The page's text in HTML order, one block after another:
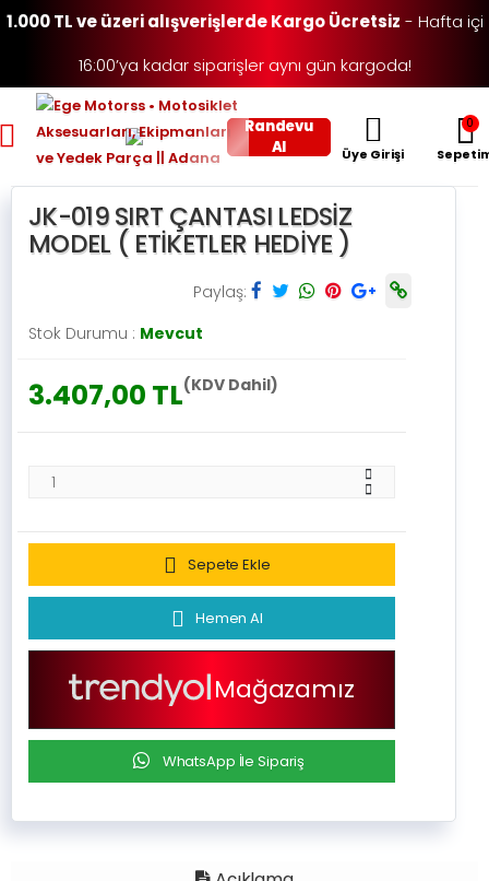
1.000 TL ve üzeri alışverişlerde Kargo Ücretsiz - Hafta içi
16:00’ya kadar siparişler aynı gün kargoda!
Toggle mobile menu
Randevu
Al
Üye Girişi
0
JK-019 SIRT ÇANTASI LEDSİZ
MODEL ( ETİKETLER HEDİYE )
Paylaş:
Stok Durumu : Mevcut
3.407,00 TL(KDV Dahil)
Sepete Ekle
Hemen Al
Mağazamız
WhatsApp İle Sipariş